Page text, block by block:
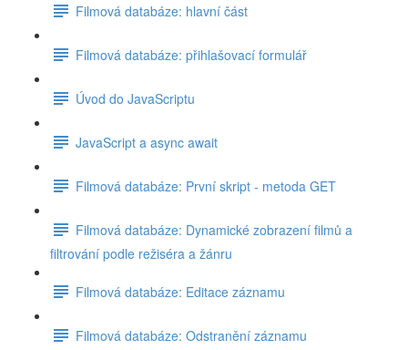
Filmová databáze: hlavní část
Filmová databáze: přihlašovací formulář
Úvod do JavaScriptu
JavaScript a async await
Filmová databáze: První skript - metoda GET
Filmová databáze: Dynamické zobrazení filmů a
filtrování podle režiséra a žánru
Filmová databáze: Editace záznamu
Filmová databáze: Odstranění záznamu